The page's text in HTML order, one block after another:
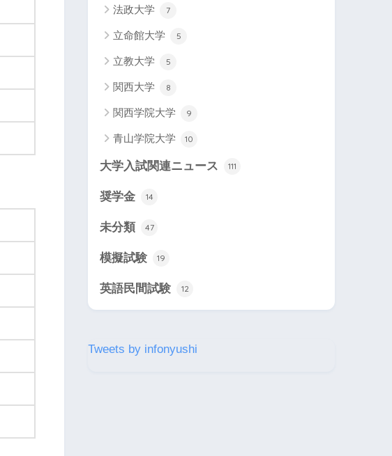
法政大学 7
立命館大学 5
立教大学 5
関西大学 8
関西学院大学 9
青山学院大学 10
大学入試関連ニュース 111
奨学金 14
未分類 47
模擬試験 19
英語民間試験 12
Tweets by infonyushi